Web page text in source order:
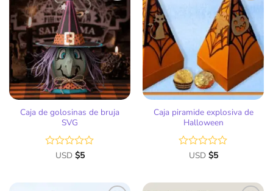
Añadir
a la
lista
de
deseos
Caja de golosinas de bruja
SVG
Valorado
USD $5
Añadir
a la
lista
de
deseos
Caja piramide explosiva de
Halloween
Valorado
de
USD $5